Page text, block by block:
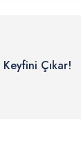
Keyfini Çıkar!